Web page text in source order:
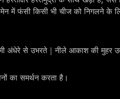
में फंसी किसी भी चीज को निगलने के
अंधेरे से उभरते｜नीले आकाश की मुहर
का समर्थन करता है।